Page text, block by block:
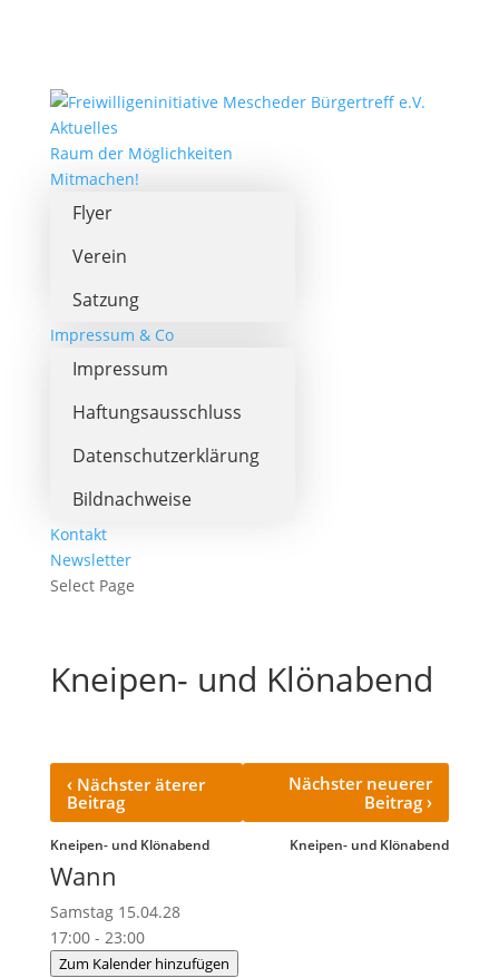
Aktuelles
Raum der Möglichkeiten
Mitmachen!
Flyer
Verein
Satzung
Impressum & Co
Impressum
Haftungsausschluss
Datenschutzerklärung
Bildnachweise
Kontakt
Newsletter
Select Page
Kneipen- und Klönabend
‹Nächster äterer
Beitrag
Kneipen- und Klönabend
Nächster neuerer
Beitrag›
Kneipen- und Klönabend
Wann
Samstag 15.04.28
17:00 - 23:00
Zum Kalender hinzufügen